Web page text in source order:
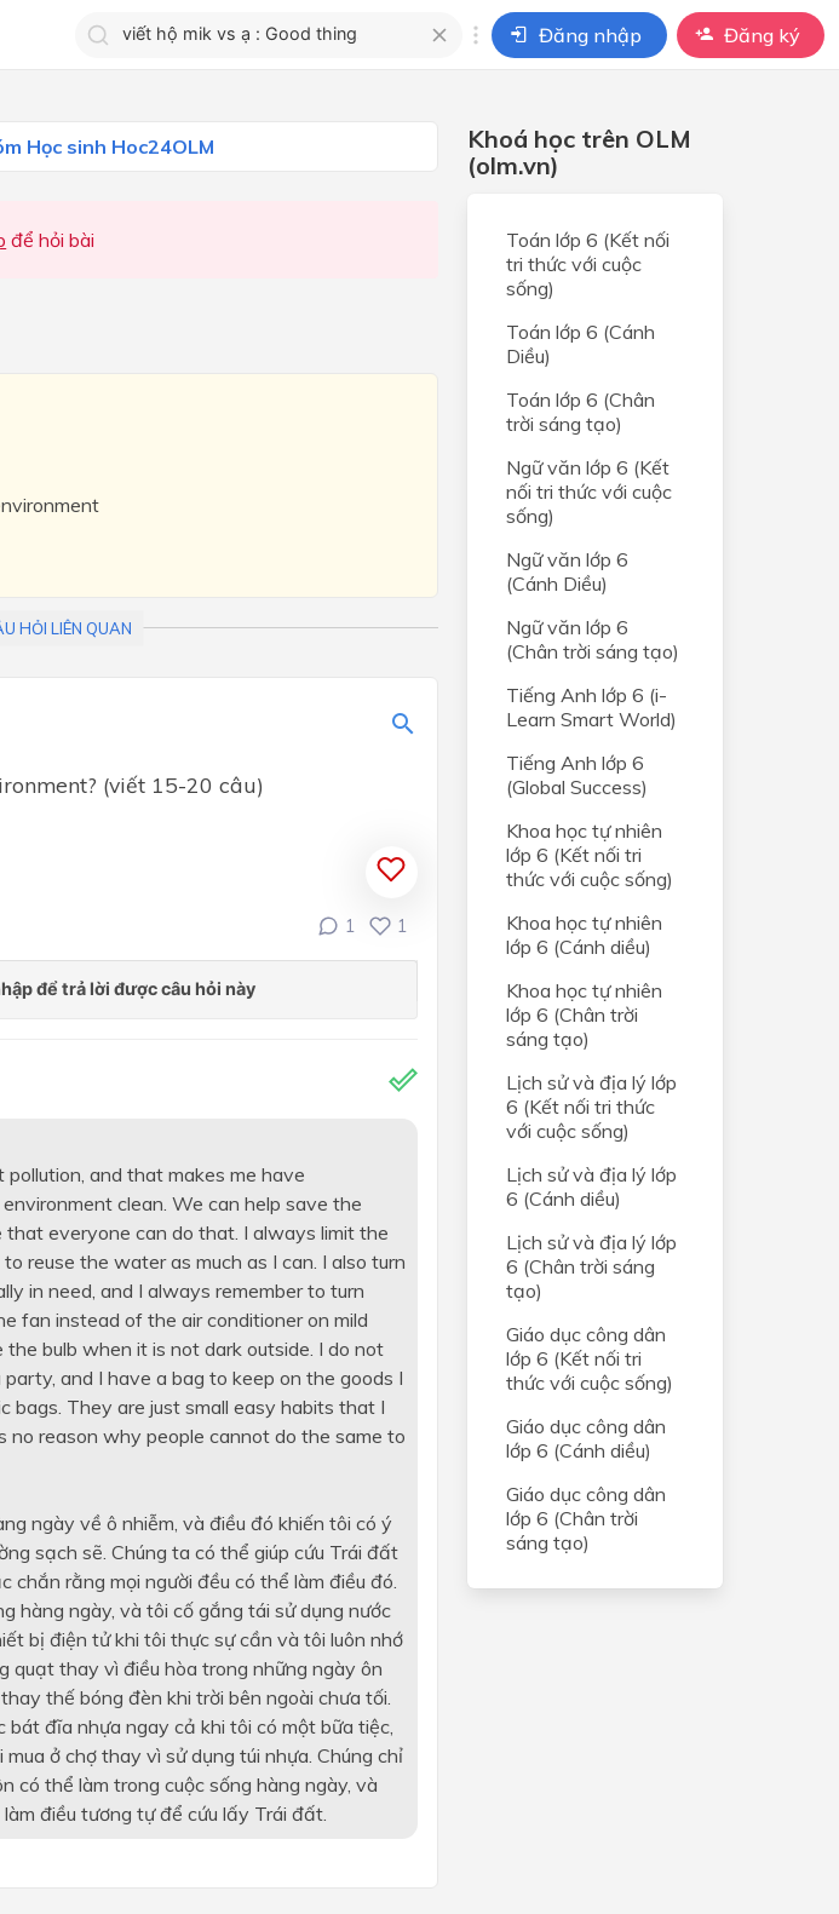
Tìm kiếm câu trả lời cho câu hỏi của
Đăng nhập Đăng ký
BÀI HỌC
Học sinh Hoc24OLM
để hỏi bài
HỎI LIÊN QUAN
(viết 15-20 câu)
1 1
and that makes me have
clean. We can help save the
that everyone can do that. I always limit the
reuse the water as much as I can. I also turn
in need, and I always remember to turn
fan instead of the air conditioner on mild
bulb when it is not dark outside. I do not
and I have a bag to keep on the goods I
bags. They are just small easy habits that I
no reason why people cannot do the same to
ngày về ô nhiễm, và điều đó khiến tôi có ý
sạch sẽ. Chúng ta có thể giúp cứu Trái đất
chắn rằng mọi người đều có thể làm điều đó.
hàng ngày, và tôi cố gắng tái sử dụng nước
bị điện tử khi tôi thực sự cần và tôi luôn nhớ
quạt thay vì điều hòa trong những ngày ôn
thế bóng đèn khi trời bên ngoài chưa tối.
đĩa nhựa ngay cả khi tôi có một bữa tiệc,
ở chợ thay vì sử dụng túi nhựa. Chúng chỉ
có thể làm trong cuộc sống hàng ngày, và
điều tương tự để cứu lấy Trái đất.
Khoá học trên OLM
(olm.vn)
Toán lớp 6 (Kết nối
tri thức với cuộc
sống)
Toán lớp 6 (Cánh
Diều)
Toán lớp 6 (Chân
trời sáng tạo)
Ngữ văn lớp 6 (Kết
nối tri thức với cuộc
sống)
Ngữ văn lớp 6
(Cánh Diều)
Ngữ văn lớp 6
(Chân trời sáng tạo)
Tiếng Anh lớp 6 (i-
Learn Smart World)
Tiếng Anh lớp 6
(Global Success)
Khoa học tự nhiên
lớp 6 (Kết nối tri
thức với cuộc sống)
Khoa học tự nhiên
lớp 6 (Cánh diều)
Khoa học tự nhiên
lớp 6 (Chân trời
sáng tạo)
Lịch sử và địa lý lớp
6 (Kết nối tri thức
với cuộc sống)
Lịch sử và địa lý lớp
6 (Cánh diều)
Lịch sử và địa lý lớp
6 (Chân trời sáng
tạo)
Giáo dục công dân
lớp 6 (Kết nối tri
thức với cuộc sống)
Giáo dục công dân
lớp 6 (Cánh diều)
Giáo dục công dân
lớp 6 (Chân trời
sáng tạo)